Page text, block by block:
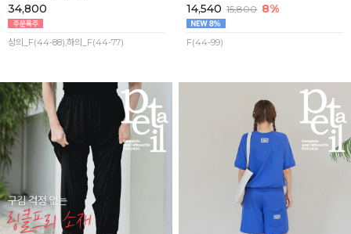
34,800
상의_F(44-88),하의_F(44-77)
14,540 15,800 8%
F(44-99)